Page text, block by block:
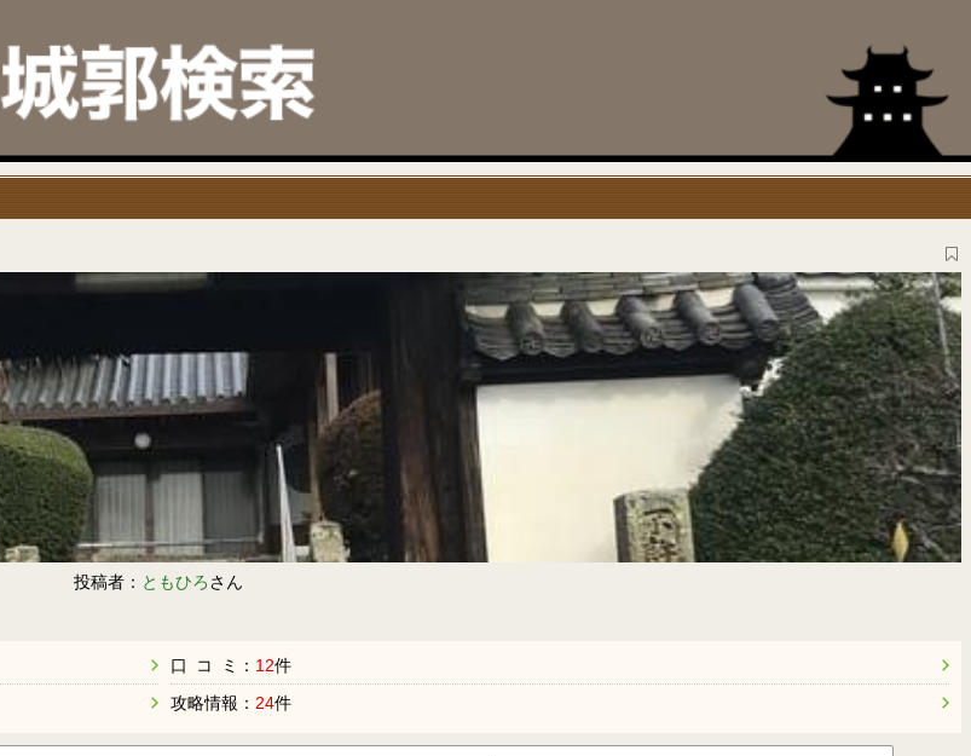
投稿者： ともひろさん
口 コ ミ： 12件
攻略情報： 24件